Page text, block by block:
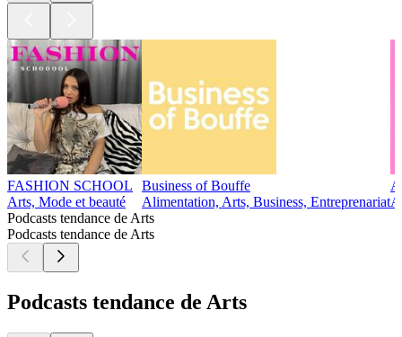
FASHION SCHOOL
Arts, Mode et beauté
Business of Bouffe
Alimentation, Arts, Business, Entreprenariat
Podcasts tendance de Arts
Podcasts tendance de Arts
Podcasts tendance de Arts